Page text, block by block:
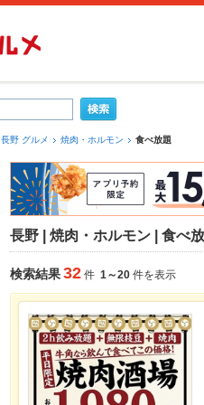
長野 グルメ 焼肉・ホルモン 食べ放題
長野 | 焼肉・ホルモン | 食べ
検索結果32 件 1～20 件を表示